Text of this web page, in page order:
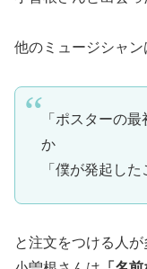
他のミュージシャン
「ポスターの
か
「僕が発起し
と注文をつける人